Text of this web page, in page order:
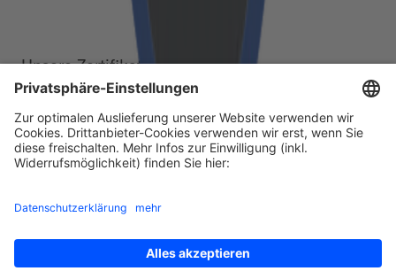
Unsere Zertifikate
Footer